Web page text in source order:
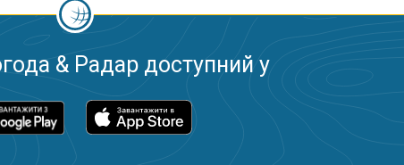
& Радар доступний у